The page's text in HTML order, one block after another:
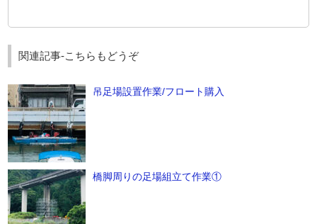
関連記事-こちらもどうぞ
吊足場設置作業/フロート購入
橋脚周りの足場組立て作業①